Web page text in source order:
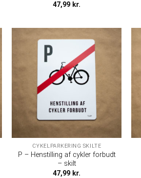
47,99 kr.
CYKELPARKERING SKILTE
P – Henstilling af cykler forbudt
– skilt
47,99 kr.